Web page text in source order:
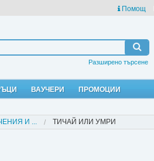
Помощ
Разширено търсене
ВАУЧЕРИ ПРОМОЦИИ
И ... ТИЧАЙ ИЛИ УМРИ